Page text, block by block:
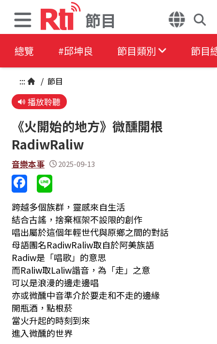
節目
總覽 #邱坤良 節目類別 節目
::: / 節目
播放聆聽
《火開始的地方》微醺開根
RadiwRaliw
音樂本事 2025-09-13
跨越多個族群，靈感來自生活
結合古謠，捨棄框架不設限的創作
唱出屬於這個年輕世代與原鄉之間的對話
母語團名RadiwRaliw取自於阿美族語
Radiw是「唱歌」的意思
而Raliw取Laliw諧音，為「走」之意
可以是浪漫的邊走邊唱
亦或微醺中音準介於要走和不走的邊緣
開瓶酒，點根菸
當火升起的時刻到來
進入微醺的世界